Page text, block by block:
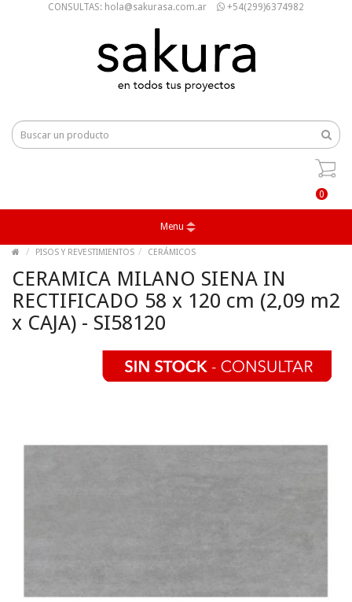
CONSULTAS: hola@sakurasa.com.ar +54(299)6374982
0
Menu
PISOS Y REVESTIMIENTOS CERÁMICOS
CERAMICA MILANO SIENA IN
RECTIFICADO 58 x 120 cm (2,09 m2
x CAJA) - SI58120